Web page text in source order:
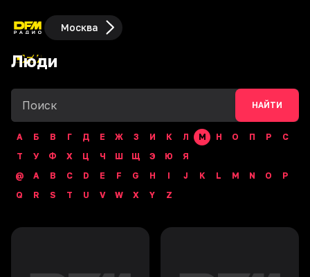
Москва
Люди
НАЙТИ
А Б В Г Д Е Ж З И К Л М Н О П Р
С
Т
У Ф Х Ц Ч Ш Щ Э Ю
Я
@
A B C D E F G H I J K L M N O
P
Q
R S T U V W X Y Z